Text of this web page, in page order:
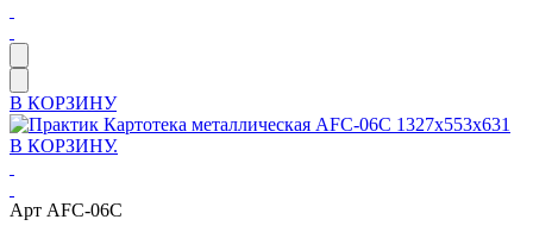
В КОРЗИНУ
Арт AFC-06C